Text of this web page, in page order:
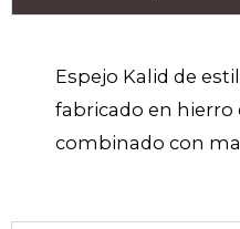
Espejo Kalid de
fabricado en hierro
combinado con